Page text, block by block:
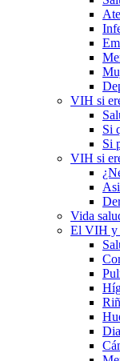
VIH si
Si
Si
VIH si
Vida
El VIH y